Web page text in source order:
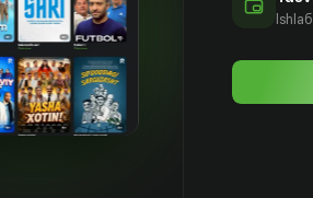
Aktyor